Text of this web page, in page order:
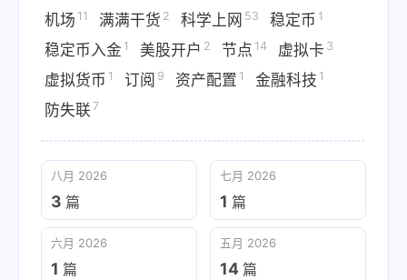
机场 11 满满干货 2 科学上网 53 稳定币 1
稳定币入金 1 美股开户 2 节点 14 虚拟卡 3
虚拟货币 1 订阅 9 资产配置 1 金融科技 1
防失联 7
八月 2026
3 篇
七月 2026
1 篇
六月 2026
1 篇
五月 2026
14 篇